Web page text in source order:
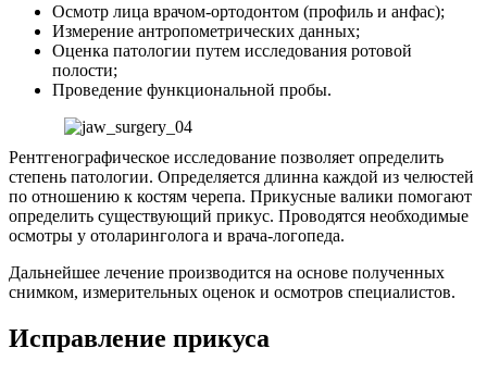
Осмотр лица врачом-ортодонтом (профиль и анфас);
Измерение антропометрических данных;
Оценка патологии путем исследования ротовой
полости;
Проведение функциональной пробы.
Рентгенографическое исследование позволяет определить
степень патологии. Определяется длинна каждой из челюстей
по отношению к костям черепа. Прикусные валики помогают
определить существующий прикус. Проводятся необходимые
осмотры у отоларинголога и врача-логопеда.
Дальнейшее лечение производится на основе полученных
снимком, измерительных оценок и осмотров специалистов.
Исправление прикуса